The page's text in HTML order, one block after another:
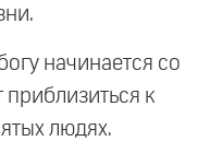
начинается со
приблизиться к
людях.